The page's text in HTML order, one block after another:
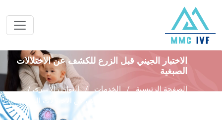
الاختبار الجيني قبل الزرع للكشف عن الاختلالات
الصبغية
الصفحة الرئيسية الخدمات
التوازن الأسري /
الاختبار الجيني قبل الزرع للكشف عن الاختلالات الصبغية